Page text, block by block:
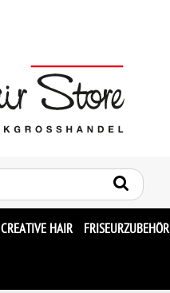
Suchen
CREATIVE HAIR FRISEURZUBEHÖR